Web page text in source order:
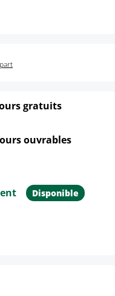
gratuits
ouvrables
Disponible